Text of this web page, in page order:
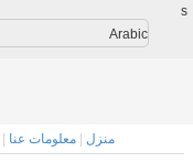
s
Arabic
منزل | معلومات عنا |